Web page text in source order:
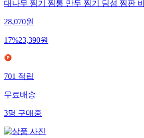
대나무 찜기 찜통 만두 찜기 딤섬 찜판
28,070원
17%23,390원
701적립
무료배송
3명구매중